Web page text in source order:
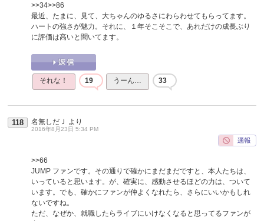
>>34>>86
最近、たまに、見て、大ちゃんのゆるさにわらわせてもらってます。
ハートの強さが魅力。それに、１年そこそこで、あれだけの成長ぶり
に評価は高いと聞いてます。
それな！ 19 うーん… 33
118 名無しだＪ より
2016年8月23日 5:34 PM
>>66
JUMP ファンです。その通りで確かにまだまだですと、本人たちは、
いっていると思います。が、確実に、感動させるほどの力は、ついて
います。でも、確かにファンが仲よくなれたら、さらにいいかもしれ
ないですね。
ただ、なぜか、就職したらライブにいけなくなると思ってるファンが